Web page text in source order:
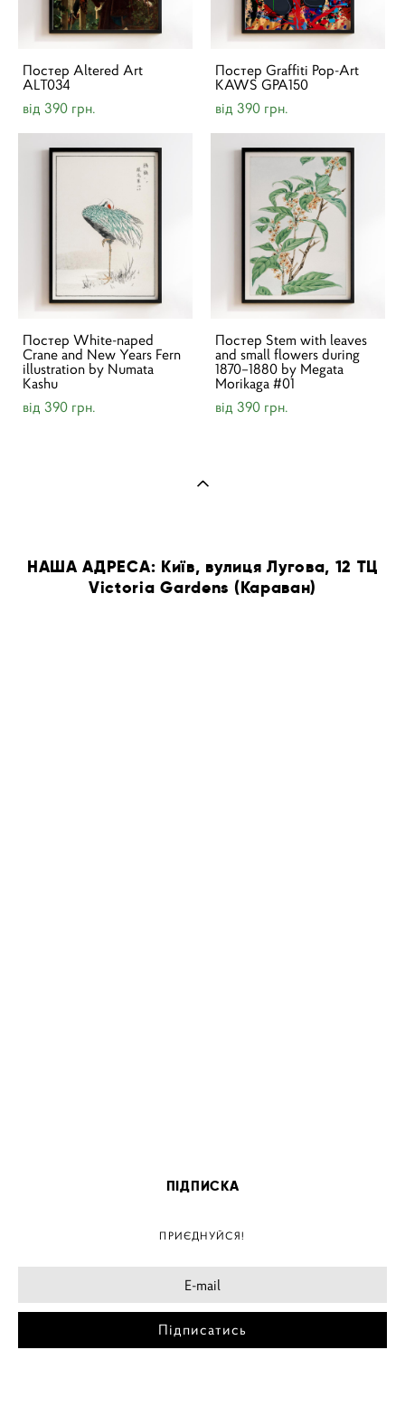
Постер Altered Art
ALT034
від 390 грн.
Постер Graffiti Pop-Art
KAWS GPA150
від 390 грн.
Постер White-naped
Crane and New Years Fern
illustration by Numata
Kashu
від 390 грн.
Постер Stem with leaves
and small flowers during
1870–1880 by Megata
Morikaga #01
від 390 грн.
НАША АДРЕСА: Київ, вулиця Лугова, 12 ТЦ
Victoria Gardens (Караван)
ПІДПИСКА
ПРИЄДНУЙСЯ!
Підписатись